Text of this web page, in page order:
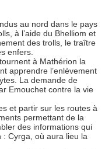
au nord dans le pays
à l’aide du Bhelliom et
des trolls, le traître
enfers.
à Mathérion la
apprendre l’enlèvement
La demande de
Emouchet contre la vie
et partir sur les routes à
permettant de la
des informations qui
: Cyrga, où aura lieu la